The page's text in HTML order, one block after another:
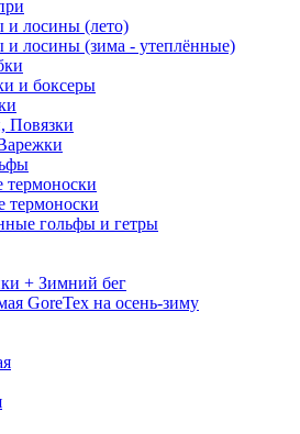
и лосины (лето)
и лосины (зима - утеплённые)
и боксеры
Повязки
термоноски
термоноски
гольфы и гетры
+ Зимний бег
GoreTex на осень-зиму